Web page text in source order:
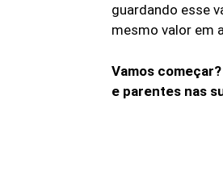
guardando esse
mesmo valor em
Vamos
e parentes nas